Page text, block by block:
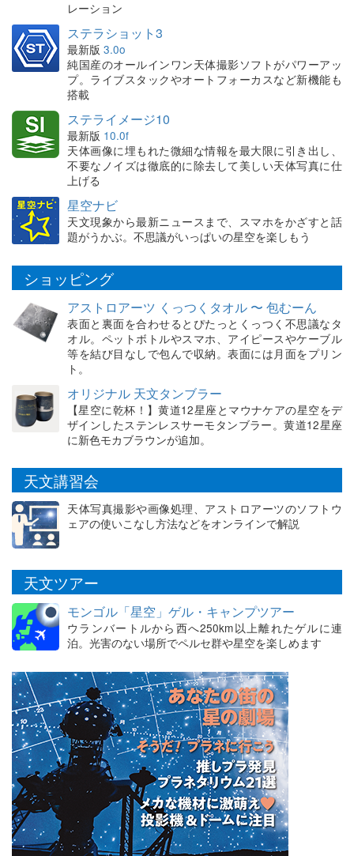
レーション
ステラショット3
最新版 3.0o
純国産のオールインワン天体撮影ソフトがパワーアッ
プ。ライブスタックやオートフォーカスなど新機能も
搭載
ステライメージ10
最新版 10.0f
天体画像に埋もれた微細な情報を最大限に引き出し、
不要なノイズは徹底的に除去して美しい天体写真に仕
上げる
星空ナビ
天文現象から最新ニュースまで、スマホをかざすと話
題がうかぶ。不思議がいっぱいの星空を楽しもう
ショッピング
アストロアーツ くっつくタオル 〜 包むーん
表面と裏面を合わせるとぴたっとくっつく不思議なタ
オル。ペットボトルやスマホ、アイピースやケーブル
等を結び目なしで包んで収納。表面には月面をプリン
ト。
オリジナル 天文タンブラー
【星空に乾杯！】黄道12星座とマウナケアの星空をデ
ザインしたステンレスサーモタンブラー。黄道12星座
に新色モカブラウンが追加。
天文講習会
天体写真撮影や画像処理、アストロアーツのソフトウ
ェアの使いこなし方法などをオンラインで解説
天文ツアー
モンゴル「星空」ゲル・キャンプツアー
ウランバートルから西へ250km以上離れたゲルに連
泊。光害のない場所でペルセ群や星空を楽しめます